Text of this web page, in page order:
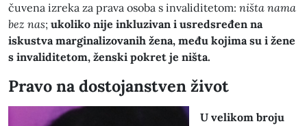
čuvena izreka za prava osoba s invaliditetom: ništa nama
bez nas; ukoliko nije inkluzivan i usredsređen na
iskustva marginalizovanih žena, među kojima su i žene
s invaliditetom, ženski pokret je ništa.
Pravo na dostojanstven život
U velikom broju